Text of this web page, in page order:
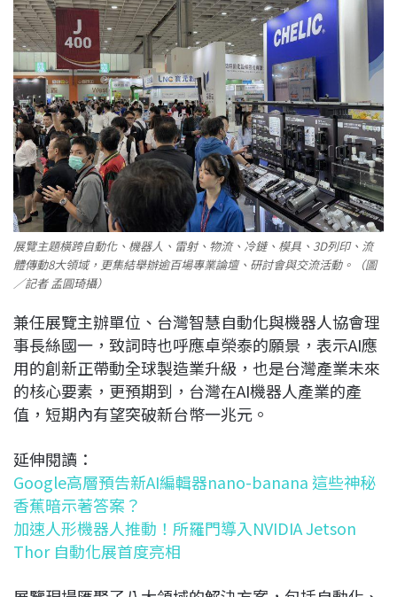
展覽主題橫跨自動化、機器人、雷射、物流、冷鏈、模具、3D列印、流
體傳動8大領域，更集結舉辦逾百場專業論壇、研討會與交流活動。（圖
／記者 孟圓琦攝）
兼任展覽主辦單位、台灣智慧自動化與機器人協會理
事長絲國一，致詞時也呼應卓榮泰的願景，表示AI應
用的創新正帶動全球製造業升級，也是台灣產業未來
的核心要素，更預期到，台灣在AI機器人產業的產
值，短期內有望突破新台幣一兆元。
延伸閱讀：
Google高層預告新AI編輯器nano-banana 這些神秘
香蕉暗示著答案？
加速人形機器人推動！所羅門導入NVIDIA Jetson
Thor 自動化展首度亮相